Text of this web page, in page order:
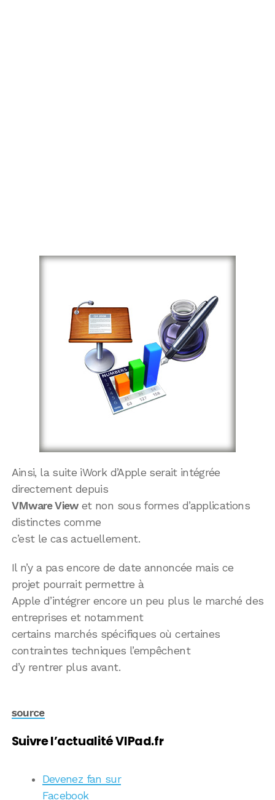
Ainsi, la suite iWork d’Apple serait intégrée
directement depuis
VMware Viewet non sous formes d’applications
distinctes comme
c’est le cas actuellement.
Il n’y a pas encore de date annoncée mais ce
projet pourrait permettre à
Apple d’intégrer encore un peu plus le marché des
entreprises et notamment
certains marchés spécifiques où certaines
contraintes techniques l’empêchent
d’y rentrer plus avant.
source
Suivre l’actualité VIPad.fr
Devenez fan sur
Facebook